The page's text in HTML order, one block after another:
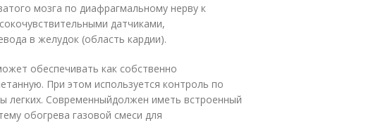
мозга по диафрагмальному нерву к
датчиками,
в желудок (область кардии).
обеспечивать как собственно
При этом используется контроль по
легких. Современныйдолжен иметь встроенный
обогрева газовой смеси для